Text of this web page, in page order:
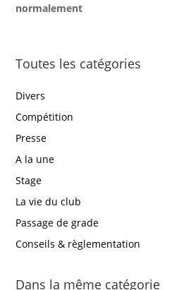
normalement
Toutes les catégories
Divers
Compétition
Presse
A la une
Stage
La vie du club
Passage de grade
Conseils & règlementation
Dans la même catégorie